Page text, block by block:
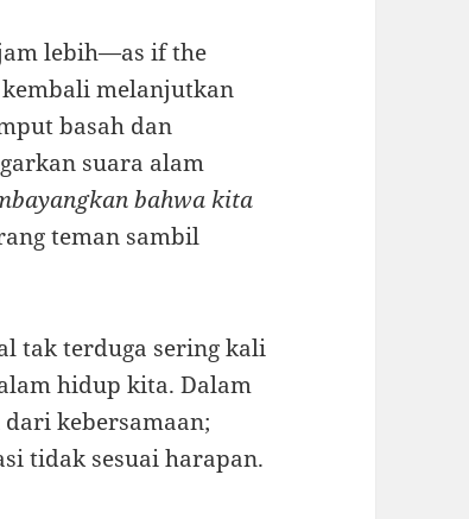
lebih—as if the
melanjutkan
basah dan
suara alam
bahwa kita
teman sambil
tak terduga sering kali
hidup kita. Dalam
kebersamaan;
tidak sesuai harapan.